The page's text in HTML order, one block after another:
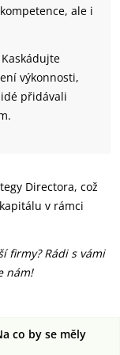
ale i
Kaskádujte
výkonnosti,
přidávali
Directora, což
v rámci
firmy? Rádi s vámi
nám!
co by se měly